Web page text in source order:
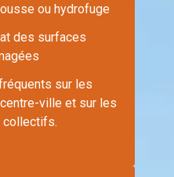
ou hydrofuge
des surfaces
sur les
ville et sur les
collectifs.